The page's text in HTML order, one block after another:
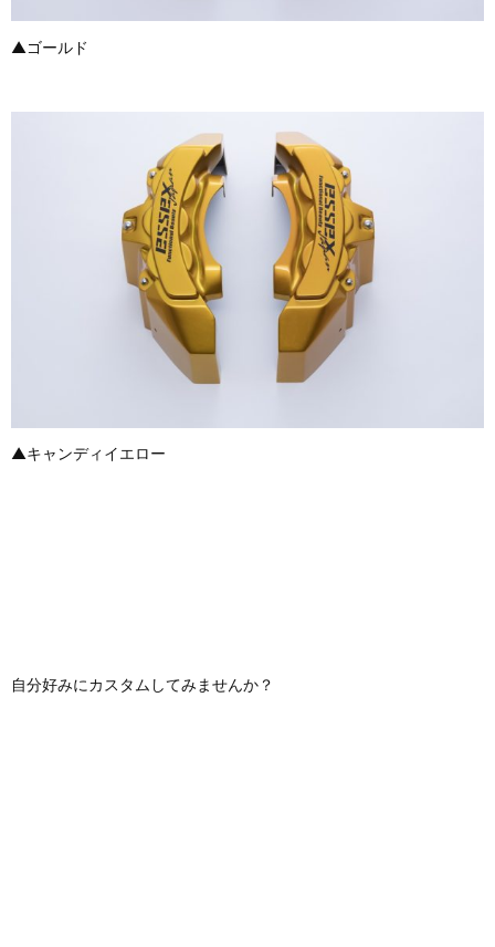
▲ゴールド
▲キャンディイエロー
自分好みにカスタムしてみませんか？